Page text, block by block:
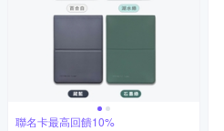
聯名卡最高回饋10%